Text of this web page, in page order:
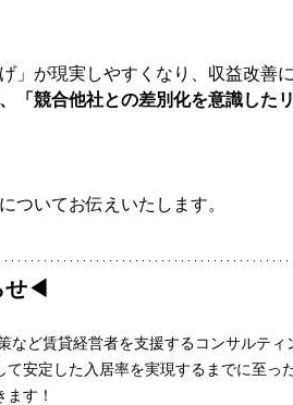
」が現実しやすくなり、収益改善
「競合他社との差別化を意識した
ついてお伝えいたします。
せ◀︎
ど賃貸経営者を支援するコンサルティ
安定した入居率を実現するまでに至っ
す！